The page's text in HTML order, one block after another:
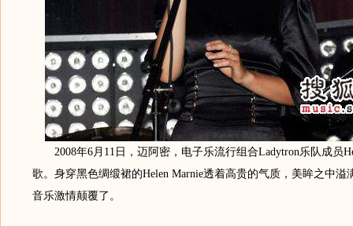
2008年6月11日，迈阿密，电子乐流行组合Ladytron乐队成员
歌。身穿黑色绸缎裙的Helen Marnie透着高贵的气质，美眸之中溢
音乐激情颠覆了。